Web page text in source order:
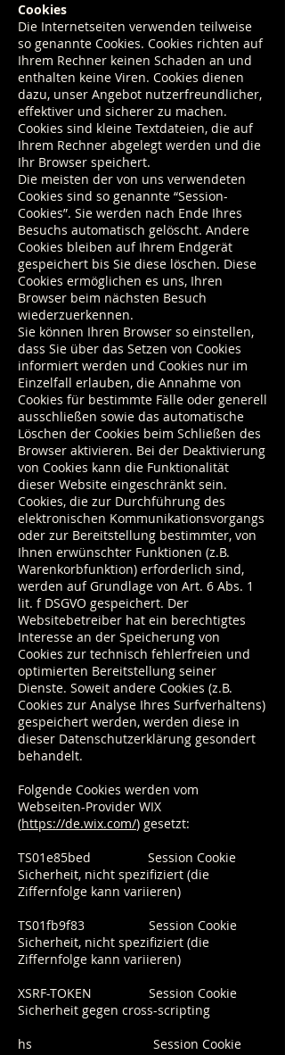
Cookies
Die Internetseiten verwenden teilweise
so genannte Cookies. Cookies richten auf
Ihrem Rechner keinen Schaden an und
enthalten keine Viren. Cookies dienen
dazu, unser Angebot nutzerfreundlicher,
effektiver und sicherer zu machen.
Cookies sind kleine Textdateien, die auf
Ihrem Rechner abgelegt werden und die
Ihr Browser speichert.
Die meisten der von uns verwendeten
Cookies sind so genannte “Session-
Cookies”. Sie werden nach Ende Ihres
Besuchs automatisch gelöscht. Andere
Cookies bleiben auf Ihrem Endgerät
gespeichert bis Sie diese löschen. Diese
Cookies ermöglichen es uns, Ihren
Browser beim nächsten Besuch
wiederzuerkennen.
Sie können Ihren Browser so einstellen,
dass Sie über das Setzen von Cookies
informiert werden und Cookies nur im
Einzelfall erlauben, die Annahme von
Cookies für bestimmte Fälle oder generell
ausschließen sowie das automatische
Löschen der Cookies beim Schließen des
Browser aktivieren. Bei der Deaktivierung
von Cookies kann die Funktionalität
dieser Website eingeschränkt sein.
Cookies, die zur Durchführung des
elektronischen Kommunikationsvorgangs
oder zur Bereitstellung bestimmter, von
Ihnen erwünschter Funktionen (z.B.
Warenkorbfunktion) erforderlich sind,
werden auf Grundlage von Art. 6 Abs. 1
lit. f DSGVO gespeichert. Der
Websitebetreiber hat ein berechtigtes
Interesse an der Speicherung von
Cookies zur technisch fehlerfreien und
optimierten Bereitstellung seiner
Dienste. Soweit andere Cookies (z.B.
Cookies zur Analyse Ihres Surfverhaltens)
gespeichert werden, werden diese in
dieser Datenschutzerklärung gesondert
behandelt.
Folgende Cookies werden vom
Webseiten-Provider WIX
(https://de.wix.com/) gesetzt:
TS01e85bed Session Cookie
Sicherheit, nicht spezifiziert (die
Ziffernfolge kann variieren)
TS01fb9f83 Session Cookie
Sicherheit, nicht spezifiziert (die
Ziffernfolge kann variieren)
XSRF-TOKEN Session Cookie
Sicherheit gegen cross-scripting
hs Session Cookie